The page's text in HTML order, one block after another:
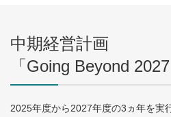
中期経営計画
「Going Beyond 2027
2025年度から2027年度の3ヵ年を実